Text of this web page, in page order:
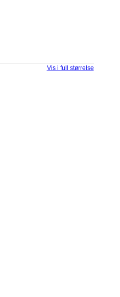
Vis i full størrelse